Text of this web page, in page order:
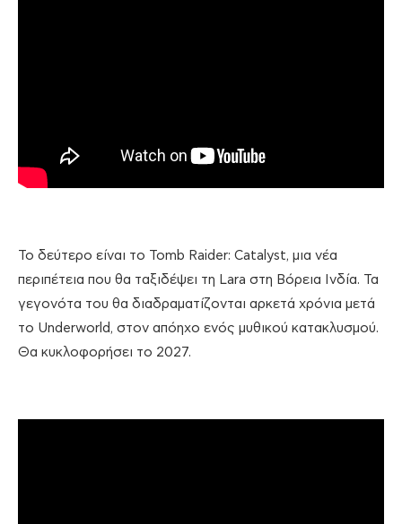
Το δεύτερο είναι το Tomb Raider: Catalyst, μια νέα
περιπέτεια που θα ταξιδέψει τη Lara στη Βόρεια Ινδία. Τα
γεγονότα του θα διαδραματίζονται αρκετά χρόνια μετά
το Underworld, στον απόηχο ενός μυθικού κατακλυσμού.
Θα κυκλοφορήσει το 2027.